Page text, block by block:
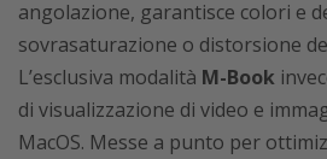
angolazione, garantisce colori e
sovrasaturazione o distorsione
L’esclusiva modalità M-Book
di visualizzazione di video e
MacOS. Messe a punto per